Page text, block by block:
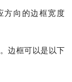
方向的边框宽度
边框可以是以下